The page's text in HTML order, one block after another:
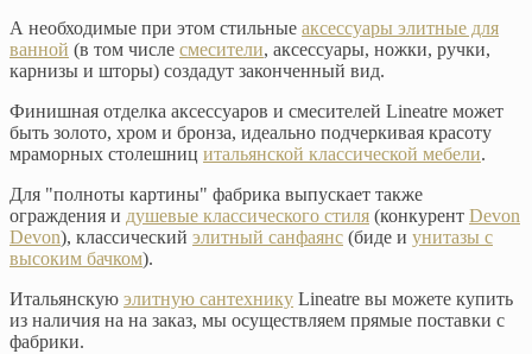
А необходимые при этом стильные аксессуары элитные для
ванной (в том числе смесители, аксессуары, ножки, ручки,
карнизы и шторы) создадут законченный вид.
Финишная отделка аксессуаров и смесителей Lineatre может
быть золото, хром и бронза, идеально подчеркивая красоту
мраморных столешниц итальянской классической мебели.
Для "полноты картины" фабрика выпускает также
ограждения и душевые классического стиля (конкурент Devon
Devon), классический элитный санфаянс (биде и унитазы с
высоким бачком).
Итальянскую элитную сантехнику Lineatre вы можете купить
из наличия на на заказ, мы осуществляем прямые поставки с
фабрики.